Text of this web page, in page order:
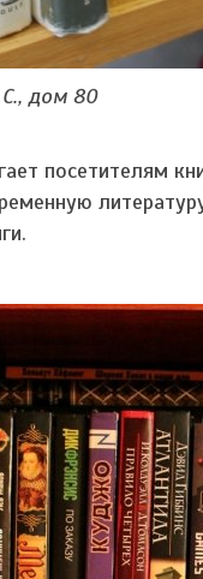
дом 80
посетителям